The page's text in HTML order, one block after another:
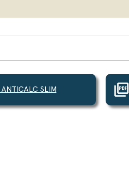
SLIM picture_as_pdf